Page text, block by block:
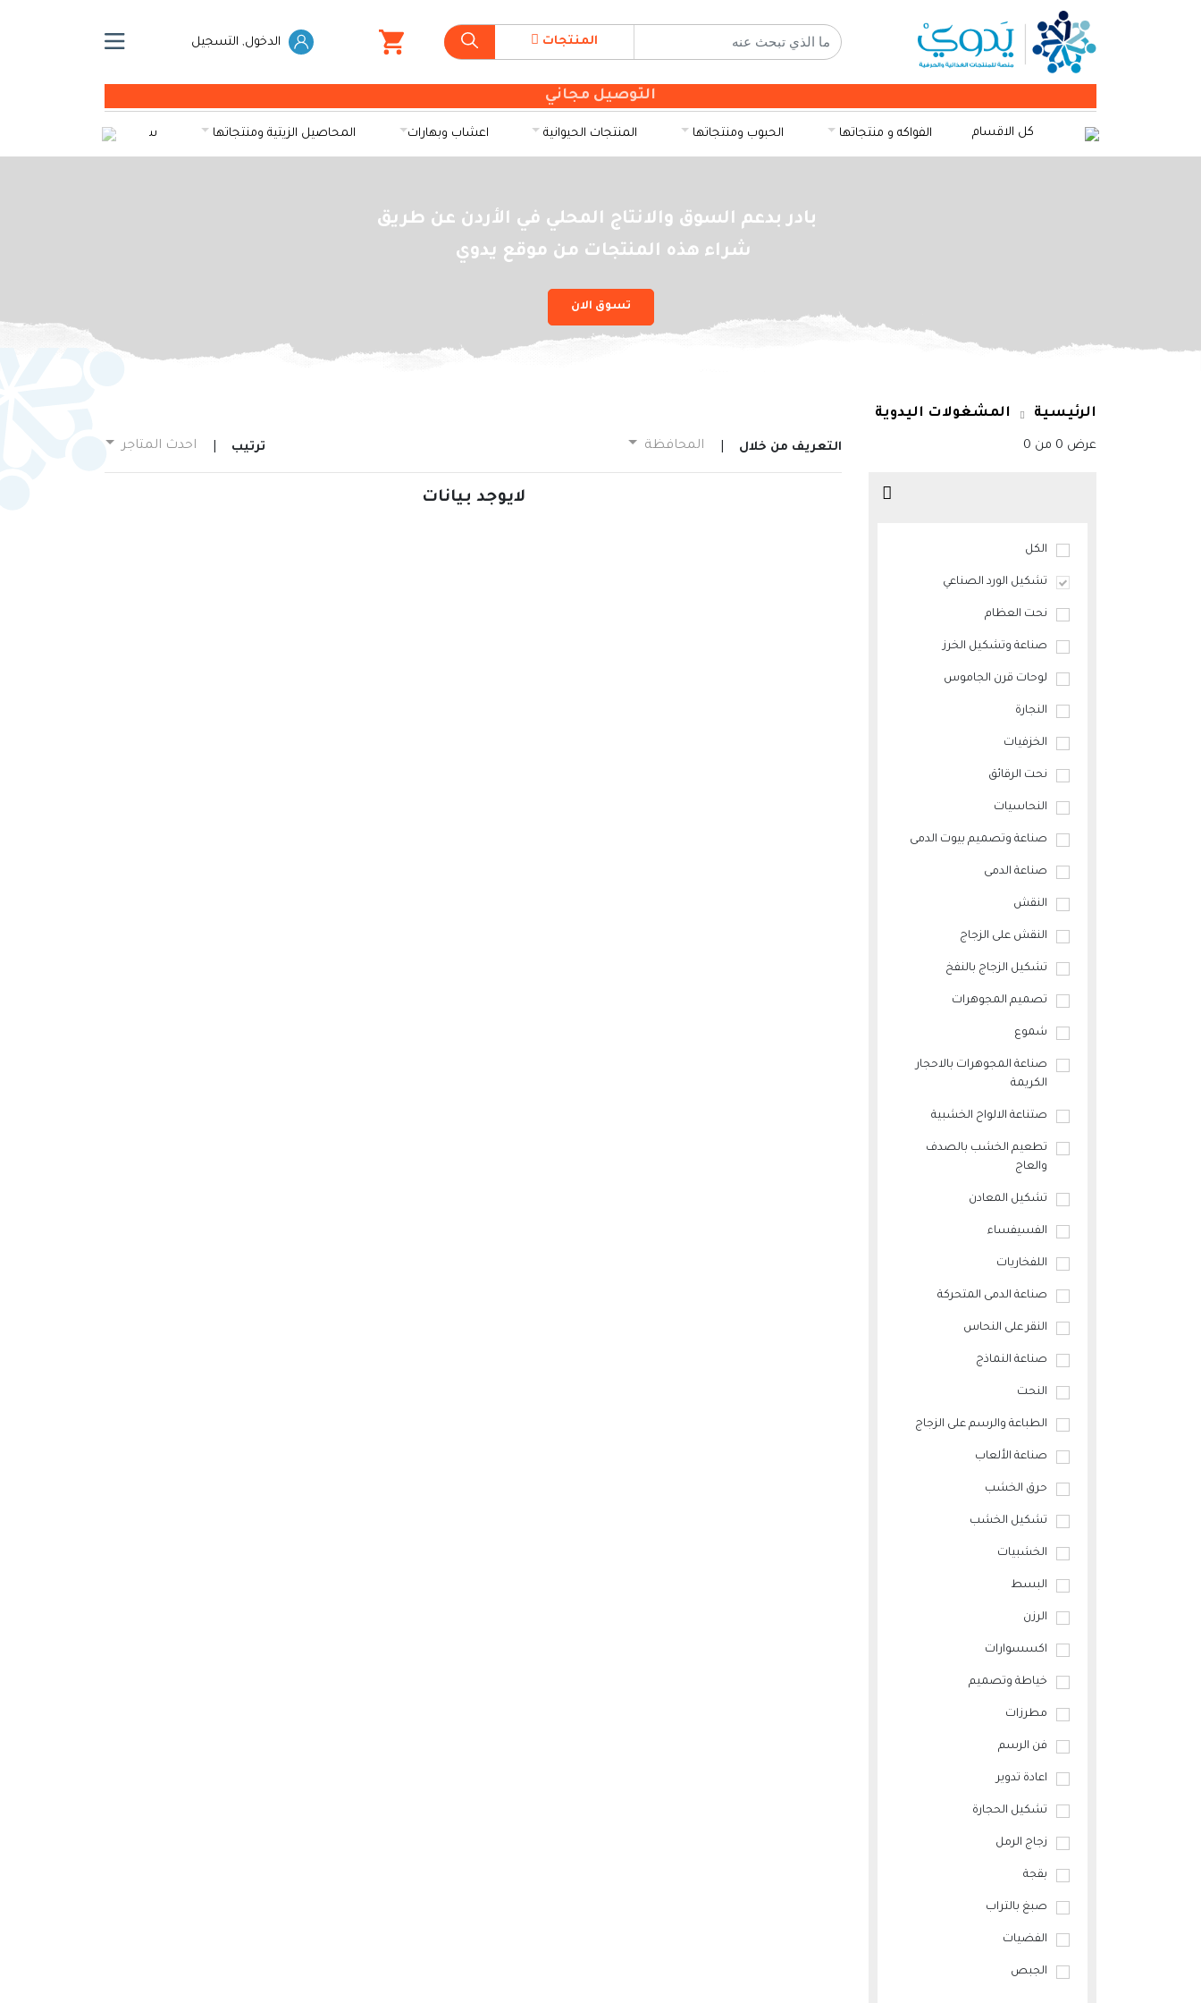
المنتجات الدخول, التسجيل
التوصيل مجاني
كل الاقسام الفواكه و منتجاتها الحبوب ومنتجاتها المنتجات الحيوانية اعشاب وبهارات المحاصيل الزيتية ومنتجاتها سكريات
بادر بدعم السوق والانتاج المحلي في الأردن عن طريق
شراء هذه المنتجات من موقع يدوي
تسوق الان
الرئيسية المشغولات اليدوية
عرض 0 من 0 التعريف من خلال المحافظة ترتيب احدث المتاجر
الكل
تشكيل الورد الصناعي
نحت العظام
صناعة وتشكيل الخرز
لوحات قرن الجاموس
النجارة
الخزفيات
نحت الرقائق
النحاسيات
صناعة وتصميم بيوت الدمى
صناعة الدمى
النقش
النقش على الزجاج
تشكيل الزجاج بالنفخ
تصميم المجوهرات
شموع
صناعة المجوهرات بالاحجار
الكريمة
صتناعة الالواح الخشبية
تطعيم الخشب بالصدف
والعاج
تشكيل المعادن
الفسيفساء
اللفخاريات
صناعة الدمى المتحركة
النقر على النحاس
صناعة النماذج
النحت
الطباعة والرسم على الزجاج
صناعة الألعاب
حرق الخشب
تشكيل الخشب
الخشبيات
البسط
الرزن
اكسسوارات
خياطة وتصميم
مطرزات
فن الرسم
اعادة تدوير
تشكيل الحجارة
زجاج الرمل
بقجة
صبغ بالتراب
الفضيات
الجبص
لايوجد بيانات